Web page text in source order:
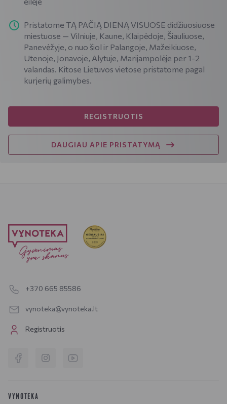
Pristatome TĄ PAČIĄ DIENĄ VISUOSE didžiuosiuose
miestuose — Vilniuje, Kaune, Klaipėdoje, Šiauliuose,
Panevėžyje, o nuo šiol ir Palangoje, Mažeikiuose,
Utenoje, Jonavoje, Alytuje, Marijampolėje per 1-2
valandas. Kitose Lietuvos vietose pristatome pagal
kurjerių galimybes.
REGISTRUOTIS
DAUGIAU APIE PRISTATYMĄ
+370 665 85586
vynoteka@vynoteka.lt
Registruotis
VYNOTEKA